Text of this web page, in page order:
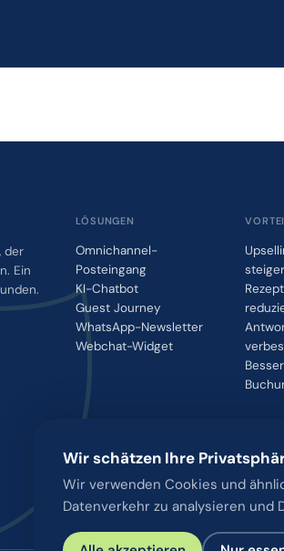
der
Ein
LÖSUNGEN
Omnichannel-
Posteingang
KI-Chatbot
Guest Journey
WhatsApp-Newsletter
Webchat-Widget
Wir schätzen Ihre
Wir verwenden Cookies und
Datenverkehr zu analysieren